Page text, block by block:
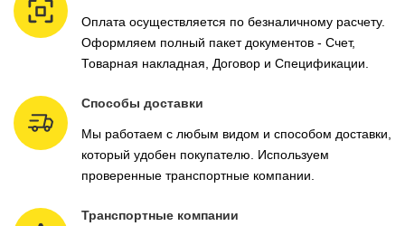
Оплата осуществляется по безналичному расчету.
Оформляем полный пакет документов - Счет,
Товарная накладная, Договор и Спецификации.
Способы доставки
Мы работаем с любым видом и способом доставки,
который удобен покупателю. Используем
проверенные транспортные компании.
Транспортные компании